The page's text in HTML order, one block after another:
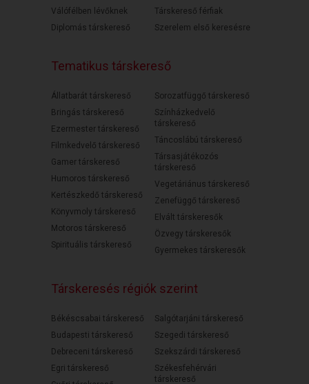
Válófélben lévőknek
Diplomás társkereső
Társkereső férfiak
Szerelem első keresésre
Tematikus társkereső
Állatbarát társkereső
Bringás társkereső
Ezermester társkereső
Filmkedvelő társkereső
Gamer társkereső
Humoros társkereső
Kertészkedő társkereső
Könyvmoly társkereső
Motoros társkereső
Spirituális társkereső
Sorozatfüggő társkereső
Színházkedvelő
társkereső
Táncoslábú társkereső
Társasjátékozós
társkereső
Vegetáriánus társkereső
Zenefüggő társkereső
Elvált társkeresők
Özvegy társkeresők
Gyermekes társkeresők
Társkeresés régiók szerint
Békéscsabai társkereső
Budapesti társkereső
Debreceni társkereső
Egri társkereső
Salgótarjáni társkereső
Szegedi társkereső
Szekszárdi társkereső
Székesfehérvári
társkereső